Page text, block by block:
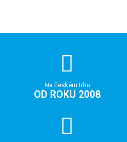
Na českém trhu
OD ROKU 2008